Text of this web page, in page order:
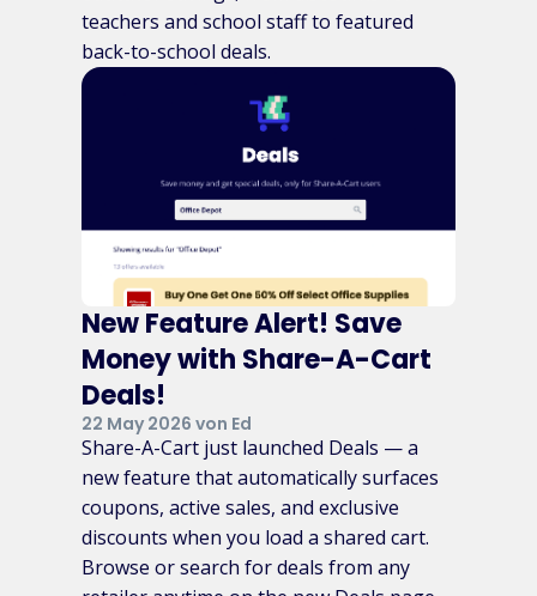
teachers and school staff to featured
back-to-school deals.
New Feature Alert! Save
Money with Share-A-Cart
Deals!
22 May 2026 von Ed
Share-A-Cart just launched Deals — a
new feature that automatically surfaces
coupons, active sales, and exclusive
discounts when you load a shared cart.
Browse or search for deals from any